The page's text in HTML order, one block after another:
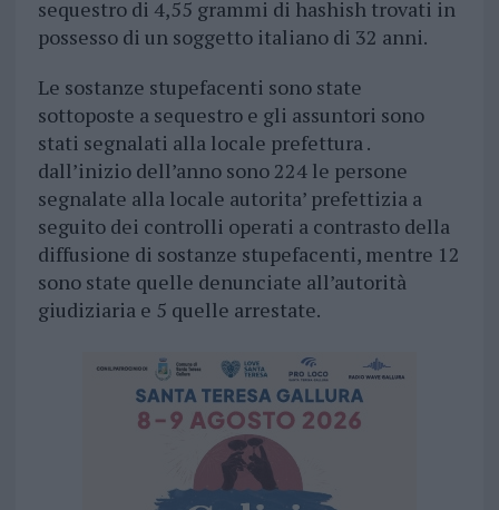
sequestro di 4,55 grammi di hashish trovati in
possesso di un soggetto italiano di 32 anni.
Le sostanze stupefacenti sono state
sottoposte a sequestro e gli assuntori sono
stati segnalati alla locale prefettura .
dall’inizio dell’anno sono 224 le persone
segnalate alla locale autorita’ prefettizia a
seguito dei controlli operati a contrasto della
diffusione di sostanze stupefacenti, mentre 12
sono state quelle denunciate all’autorità
giudiziaria e 5 quelle arrestate.